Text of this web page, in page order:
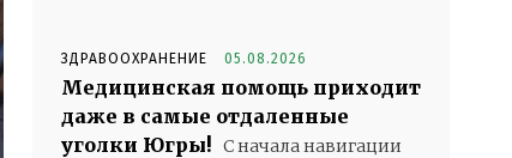
ЗДРАВООХРАНЕНИЕ 05.08.2026
Медицинская помощь приходит
даже в самые отдаленные
уголки Югры! С начала навигации